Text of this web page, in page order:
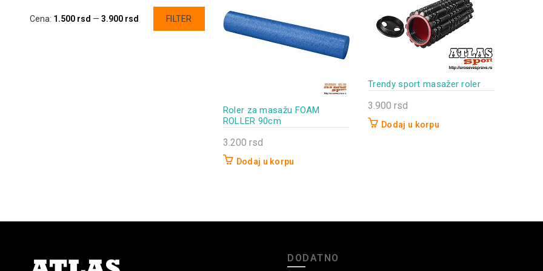
Roler za masažu FOAM
ROLLER 90cm
3.200 rsd
Dodaj u korpu
Trendy sport masažer roler
3.900rsd
Dodaj u korpu
Minimalna
Maksimalna FILTER
Cena: 1.500 rsd — 3.900 rsd
DODATNO